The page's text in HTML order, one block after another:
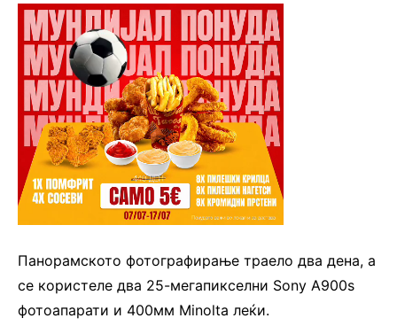
Панорамското фотографирање траело два дена, а
се користеле два 25-мегапикселни Sony A900s
фотоапарати и 400мм Minolta леќи.